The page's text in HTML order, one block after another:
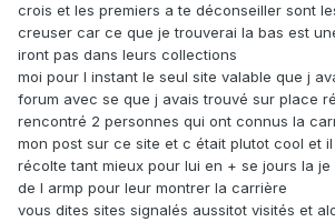
crois et les premiers a te déconseiller sont
creuser car ce que je trouverai la bas est
iront pas dans leurs collections
moi pour l instant le seul site valable que j
forum avec se que j avais trouvé sur place
rencontré 2 personnes qui ont connus la
mon post sur ce site et c était plutot cool et
récolte tant mieux pour lui en + se jours la je
de l armp pour leur montrer la carrière
vous dites sites signalés aussitot visités et